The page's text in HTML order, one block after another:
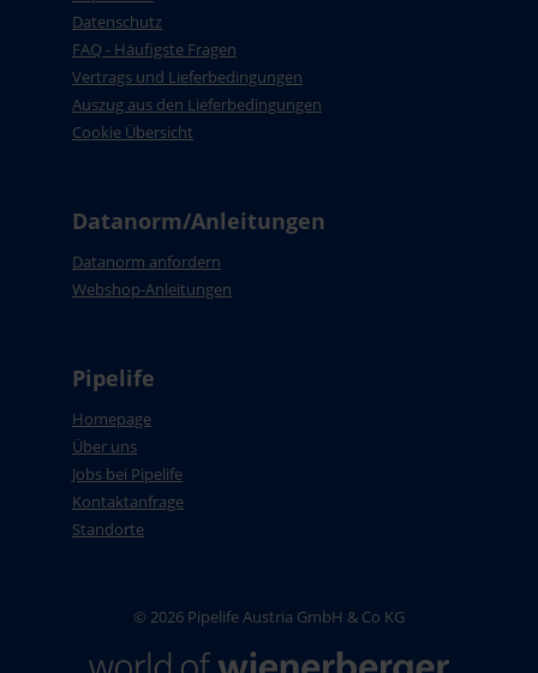
Datenschutz
FAQ - Häufigste Fragen
Vertrags und Lieferbedingungen
Auszug aus den Lieferbedingungen
Cookie Übersicht
Datanorm/Anleitungen
Datanorm anfordern
Webshop-Anleitungen
Pipelife
Homepage
Über uns
Jobs bei Pipelife
Kontaktanfrage
Standorte
© 2026 Pipelife Austria GmbH & Co KG